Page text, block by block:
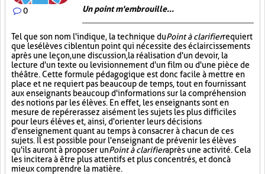
0 Un point m'embrouille...
Tel que son nom l'indique, la technique duPoint à clarifierrequiert
que les élèves ciblent un point qui nécessite des éclaircissements
après une leçon, une discussion, la réalisation d'un devoir, la
lecture d'un texte ou le visionnement d'un film ou d'une pièce de
théâtre. Cette formule pédagogique est donc facile à mettre en
place et ne requiert pas beaucoup de temps, tout en fournissant
aux enseignants beaucoup d'informations sur la compréhension
des notions par les élèves. En effet, les enseignants sont en
mesure de repérer assez aisément les sujets les plus difficiles
pour leurs élèves et, ainsi, d'orienter leurs décisions
d'enseignement quant au temps à consacrer à chacun de ces
sujets. Il est possible pour l'enseignant de prévenir les élèves
qu'ils auront à proposer unPoint à clarifieraprès une activité. Cela
les incitera à être plus attentifs et plus concentrés, et donc à
mieux comprendre la matière.